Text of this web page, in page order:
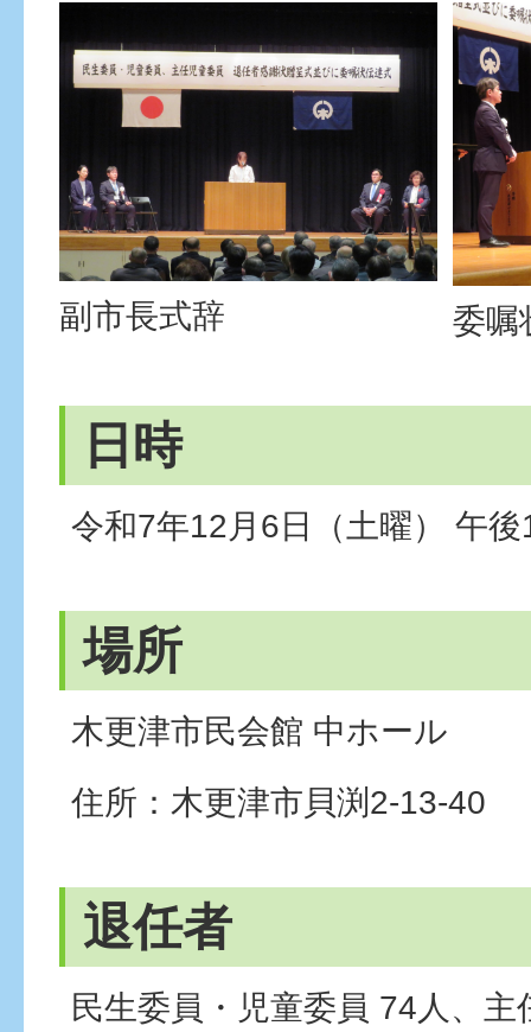
副市長式辞 委嘱
日時
令和7年12月6日（土曜） 午
場所
木更津市民会館 中ホール
住所：木更津市貝渕2-13-40
退任者
民生委員・児童委員 74人、